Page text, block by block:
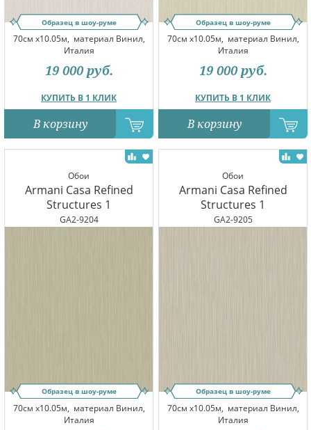
Образец в шоу-руме
70см x10.05м, материал Винил,
Италия
КУПИТЬ В 1 КЛИК
19 000 руб.
В корзину
Образец в шоу-руме
70см x10.05м, материал Винил,
Италия
КУПИТЬ В 1 КЛИК
19 000 руб.
В корзину
Обои
Armani Casa Refined
Structures 1
GA2-9204
Образец в шоу-руме
70см x10.05м, материал Винил,
Италия
Обои
Armani Casa Refined
Structures 1
GA2-9205
Образец в шоу-руме
70см x10.05м, материал Винил,
Италия